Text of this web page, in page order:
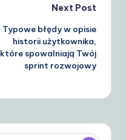
Next Post
Typowe błędy w opisie
historii użytkownika,
które spowalniają Twój
sprint rozwojowy